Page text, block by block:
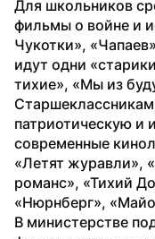
Для школьников
фильмы о войне и
Чукотки»,
идут одни
тихие», «Мы из
патриотическую и
современные
«Летят журавли»,
романс», «Тихий
«Нюрнберг»,
В министерстве